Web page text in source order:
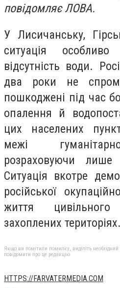
повідомляє ЛОВА.
У Лисичанську,
ситуація
відсутність води.
два роки не
пошкоджені під час
опалення й
цих населених
межі
розраховуючи
Ситуація вкотре
російської
життя
захоплених територіях.
Якщо ви помітили помилку, виділіть необхідний
повідомити про це редакцію
HTTPS://FARVATERMEDIA.COM